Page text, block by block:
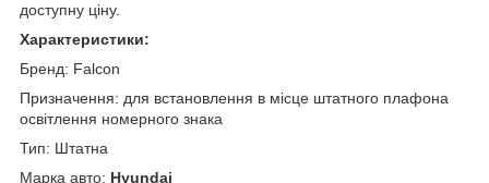
доступну ціну.
Характеристики:
Бренд: Falcon
Призначення: для встановлення в місце штатного плафона
освітлення номерного знака
Тип: Штатна
Марка авто: Hyundai